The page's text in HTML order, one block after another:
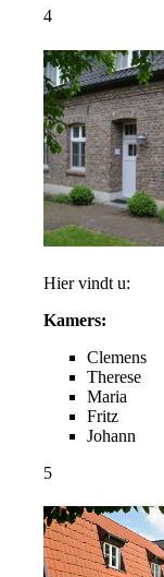
4
Hier vindt u:
Kamers:
Clemens
Therese
Maria
Fritz
Johann
5